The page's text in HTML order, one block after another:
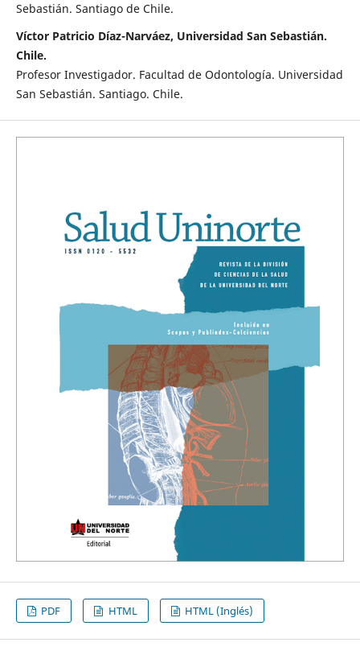
Sebastián. Santiago de Chile.
Víctor Patricio Díaz-Narváez, Universidad San Sebastián.
Chile.
Profesor Investigador. Facultad de Odontología. Universidad
San Sebastián. Santiago. Chile.
PDF HTML HTML (Inglés)